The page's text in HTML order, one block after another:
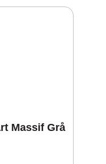
Massif Grå